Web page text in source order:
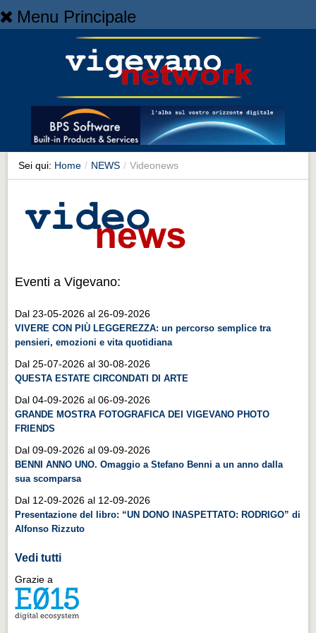
Menu Principale
NEWS
Cronaca
Cronaca
Artes et Artificia
Territorio
Videonews
Videonews
Eventi
Eventi
CHI SIAMO
CHI SIAMO
CITTÀ
Guida turistica rapida
Musica e teatro
Distretto industriale
Sei qui: Home / NEWS / Videonews
Eventi a Vigevano:
Dal 23-05-2026 al 26-09-2026
VIVERE CON PIÙ LEGGEREZZA: un percorso semplice tra
pensieri, emozioni e vita quotidiana
Dal 25-07-2026 al 30-08-2026
QUESTA ESTATE CIRCONDATI DI ARTE
Dal 04-09-2026 al 06-09-2026
GRANDE MOSTRA FOTOGRAFICA DEI VIGEVANO PHOTO
FRIENDS
Dal 09-09-2026 al 09-09-2026
BENNI ANNO UNO. Omaggio a Stefano Benni a un anno dalla
sua scomparsa
Dal 12-09-2026 al 12-09-2026
Presentazione del libro: “UN DONO INASPETTATO: RODRIGO” di
Alfonso Rizzuto
Vedi tutti
Grazie a